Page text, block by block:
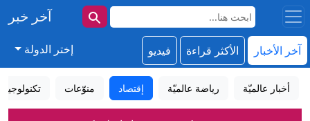
آخر خبر
آخر الأخبار الأكثر قراءة فيديو إختر الدولة
أخبار عالميّة رياضة عالميّة إقتصاد منوّعات تكنولوجيا
موسكو تصعد هجماتها على كييف وتقصف